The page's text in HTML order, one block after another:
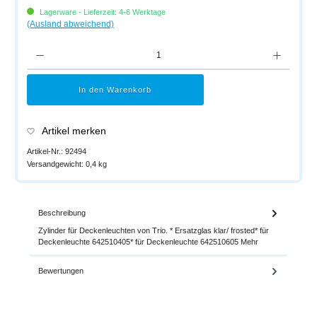
Lagerware - Lieferzeit: 4-6 Werktage
(Ausland abweichend)
In den Warenkorb
Artikel merken
Artikel-Nr.: 92494
Versandgewicht: 0,4 kg
Beschreibung
Zylinder für Deckenleuchten von Trio. * Ersatzglas klar/ frosted* für
Deckenleuchte 642510405* für Deckenleuchte 642510605 Mehr
Bewertungen